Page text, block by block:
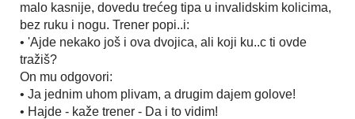
malo kasnije, dovedu trećeg tipa u invalidskim kolicima,
bez ruku i nogu. Trener popi..i:
• 'Ajde nekako još i ova dvojica, ali koji ku..c ti ovde
tražiš?
On mu odgovori:
• Ja jednim uhom plivam, a drugim dajem golove!
• Hajde - kaže trener - Da i to vidim!